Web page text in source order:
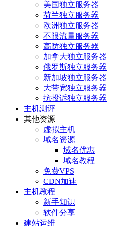
美国独立服务器
荷兰独立服务器
欧洲独立服务器
不限流量服务器
高防独立服务器
加拿大独立服务器
俄罗斯独立服务器
新加坡独立服务器
大带宽独立服务器
抗投诉独立服务器
主机测评
其他资源
虚拟主机
域名资源
域名优惠
域名教程
免费VPS
CDN加速
主机教程
新手知识
软件分享
建站运维